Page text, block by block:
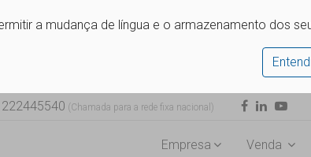
a mudança de língua e o armazenamento dos
222445540 (Chamada para a rede fixa nacional)
Empresa Venda